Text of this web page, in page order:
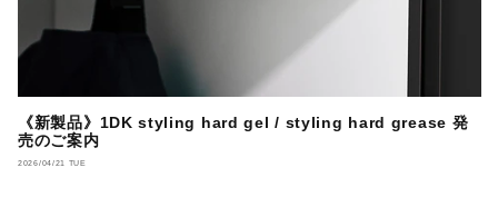
《新製品》1DK styling hard gel / styling hard grease 発
売のご案内
2026/04/21 TUE